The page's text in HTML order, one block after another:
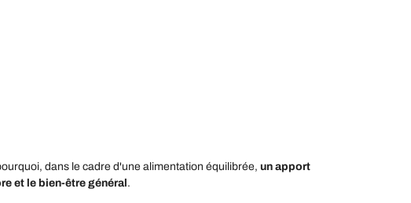
dans le cadre d'une alimentation équilibrée, un apport
et le bien-être général .